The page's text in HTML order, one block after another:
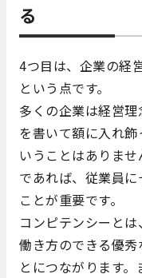
る
4つ目は、企業の経
という点です。
多くの企業は経営
を書いて額に入れ
いうことはありま
であれば、従業員
ことが重要です。
コンピテンシーと
働き方のできる優
とにつながります